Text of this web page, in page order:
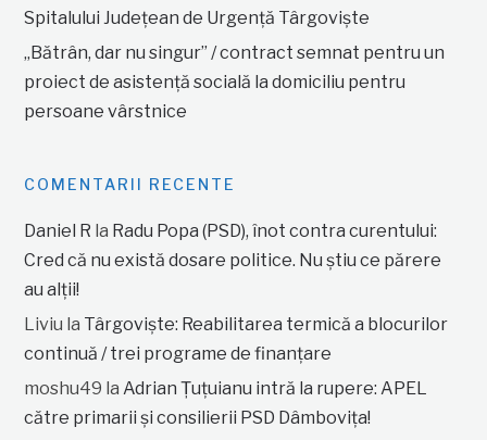
Spitalului Județean de Urgență Târgoviște
„Bătrân, dar nu singur” / contract semnat pentru un
proiect de asistență socială la domiciliu pentru
persoane vârstnice
COMENTARII RECENTE
Daniel R la Radu Popa (PSD), înot contra curentului:
Cred că nu există dosare politice. Nu știu ce părere
au alții!
Liviu la Târgoviște: Reabilitarea termică a blocurilor
continuă / trei programe de finanțare
moshu49 la Adrian Țuțuianu intră la rupere: APEL
către primarii și consilierii PSD Dâmbovița!